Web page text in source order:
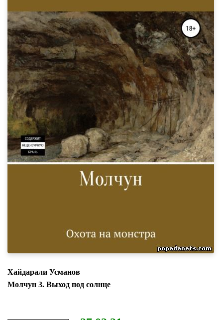
Хайдарали Усманов
Молчун 3. Выход под солнце